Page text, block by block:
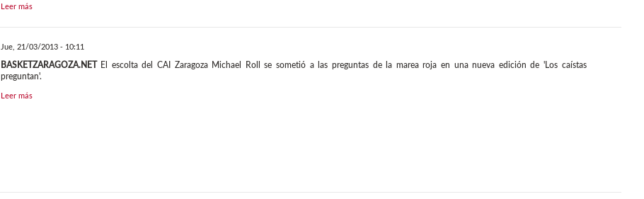
Leer más
Jue, 21/03/2013 - 10:11
BASKETZARAGOZA.NETEl escolta del CAI Zaragoza Michael Roll se sometió a las preguntas de la marea roja en una nueva edición de 'Los caístas
preguntan'.
Leer más